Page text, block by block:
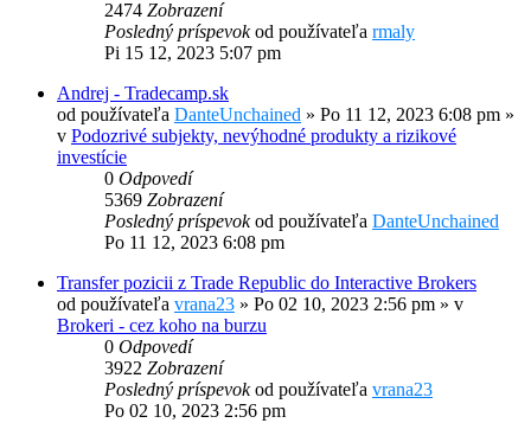
2474 Zobrazení
Posledný príspevokod používateľa rmaly
Pi 15 12, 2023 5:07 pm
Andrej - Tradecamp.sk
od používateľa DanteUnchained » Po 11 12, 2023 6:08 pm »
v Podozrivé subjekty, nevýhodné produkty a rizikové
investície
0 Odpovedí
5369 Zobrazení
Posledný príspevokod používateľa DanteUnchained
Po 11 12, 2023 6:08 pm
Transfer pozicii z Trade Republic do Interactive Brokers
od používateľa vrana23 » Po 02 10, 2023 2:56 pm » v
Brokeri - cez koho na burzu
0 Odpovedí
3922 Zobrazení
Posledný príspevokod používateľa vrana23
Po 02 10, 2023 2:56 pm